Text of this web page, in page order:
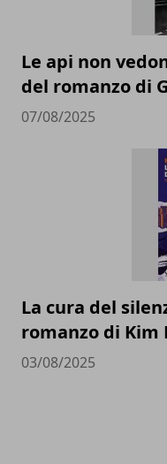
Le api non
del romanzo di
07/08/2025
La cura del
romanzo di Kim
03/08/2025